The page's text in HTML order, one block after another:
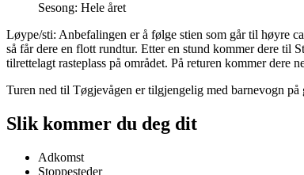
Sesong: Hele året
Løype/sti: Anbefalingen er å følge stien som går til høyre
så får dere en flott rundtur. Etter en stund kommer dere til
tilrettelagt rasteplass på området. På returen kommer
Turen ned til Tøgjevågen er tilgjengelig med barnevogn på
Slik kommer du deg dit
Adkomst
Stoppesteder